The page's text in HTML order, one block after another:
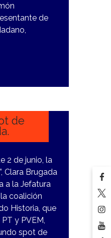
de
de
2 de junio, la
Clara Brugada
a la Jefatura
coalición
Historia, que
y PVEM,
spot de